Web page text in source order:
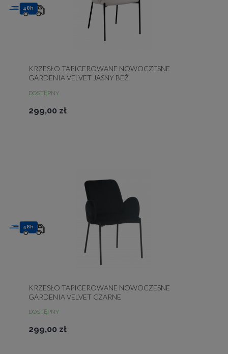
KRZESŁO TAPICEROWANE NOWOCZESNE
GARDENIA VELVET JASNY BEŻ
DOSTĘPNY
299,00 zł
48h
KRZESŁO TAPICEROWANE NOWOCZESNE
GARDENIA VELVET CZARNE
DOSTĘPNY
299,00 zł
48h